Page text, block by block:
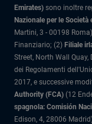
Emirates) sono inoltre
Nazionale per le Società
Martini, 3 - 00198
Finanziario; (2) Filiale
Street, North Wall
dei Regolamenti
2017, e successive
Authority (FCA) (12
spagnola: Comisión
Edison, 4, 28006